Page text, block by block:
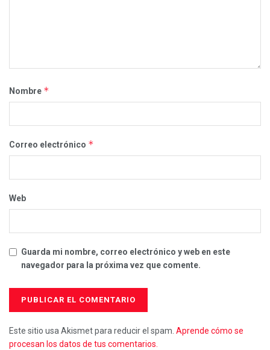
Nombre *
Correo electrónico *
Web
Guarda mi nombre, correo electrónico y web en este
navegador para la próxima vez que comente.
Este sitio usa Akismet para reducir el spam. Aprende cómo se
procesan los datos de tus comentarios.